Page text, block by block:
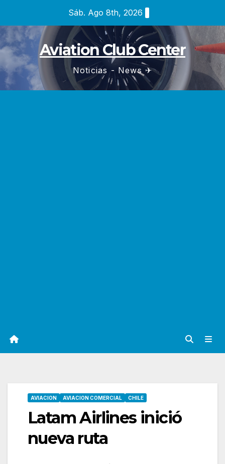
contenido
Sáb. Ago 8th, 2026
Aviation Club Center
Noticias - News ✈
AVIACION AVIACION COMERCIAL CHILE
Latam Airlines inició
nueva ruta